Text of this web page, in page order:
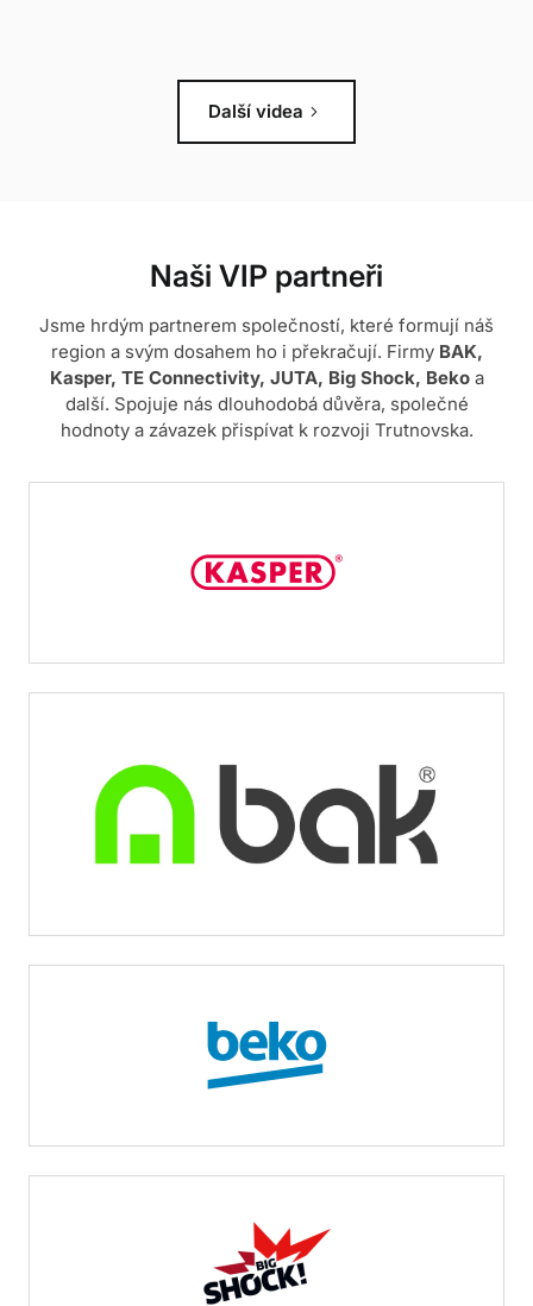
Další videa keyboard_arrow_right
Naši VIP partneři
Jsme hrdým partnerem společností, které formují náš
region a svým dosahem ho i překračují. Firmy BAK,
Kasper, TE Connectivity, JUTA, Big Shock, Bekoa
další. Spojuje nás dlouhodobá důvěra, společné
hodnoty a závazek přispívat k rozvoji Trutnovska.